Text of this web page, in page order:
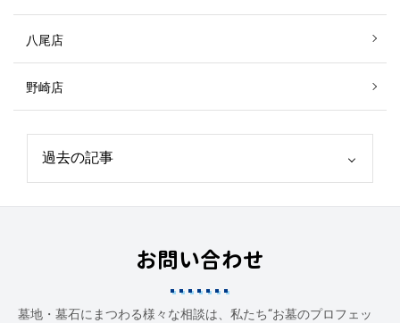
八尾店
野崎店
お問い合わせ
墓地・墓石にまつわる様々な相談は、私たち“お墓のプロフェッ